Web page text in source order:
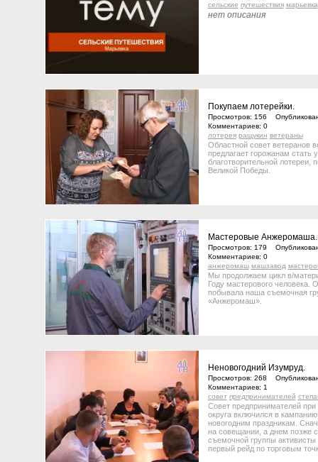
сельские путешествия марьевка
нет описания
Покупаем лотерейки.
Просмотров: 156
Комментариев: 0
лотерея ращукин ветераны
Областной совет ветеранов
предлагает горожанам стать
благотворительной лотереи,
Великой Победы.
Мастеровые Анжеромаша.
Просмотров: 179
Комментариев: 0
анжеромаш машзавод
Мы продолжаем цикл в/
Году мастерового человека.
побывала наша съемочная
«Анжеромаш».
Неновогодний Изумруд.
Просмотров: 268
Комментариев: 1
совет предпринимателей
Совет предпринимателей при
округа включился в кампанию
новогодним праздникам.
на совещании, а днем позже
съемочной группы
первый рейд по торговым